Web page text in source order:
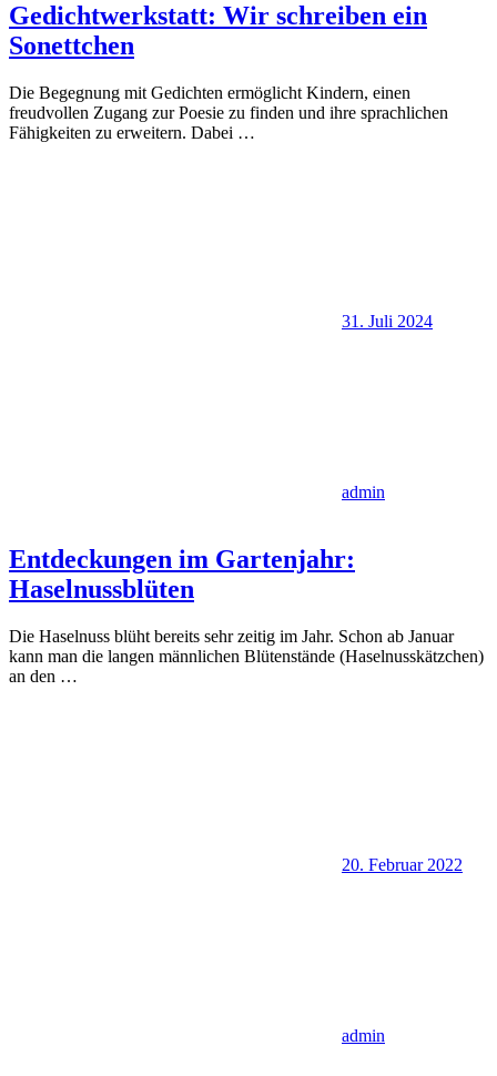
Gedichtwerkstatt: Wir schreiben ein
Sonettchen
Die Begegnung mit Gedichten ermöglicht Kindern, einen
freudvollen Zugang zur Poesie zu finden und ihre sprachlichen
Fähigkeiten zu erweitern. Dabei …
31. Juli 2024
admin
Entdeckungen im Gartenjahr:
Haselnussblüten
Die Haselnuss blüht bereits sehr zeitig im Jahr. Schon ab Januar
kann man die langen männlichen Blütenstände (Haselnusskätzchen)
an den …
20. Februar 2022
admin